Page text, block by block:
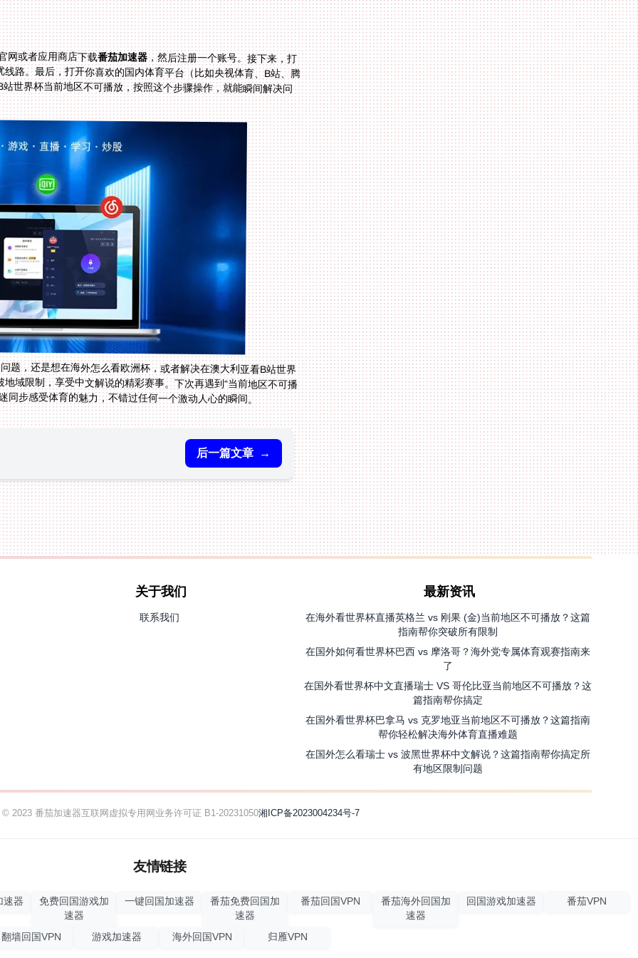
网或者应用商店下载番茄加速器，然后注册一个账号。接下来，打
开加速器，选择“回国加速”模式，系统会自动推荐最优线路。最后，打开你喜欢的国内体育平台（比如央视体育、B站、腾
讯体育），就能正常观看赛事了。比如在澳大利亚看B站世界杯当前地区不可播放，按照这个步骤操作，就能瞬间解决问
题，还是想在海外怎么看欧洲杯，或者解决在澳大利亚看B站世界
地域限制，享受中文解说的精彩赛事。下次再遇到“当前地区不可播
同步感受体育的魅力，不错过任何一个激动人心的瞬间。
后一篇文章 →
关于我们
联系我们
最新资讯
在海外看世界杯直播英格兰 vs 刚果 (金)当前地区不可播放？这篇
指南帮你突破所有限制
在国外如何看世界杯巴西 vs 摩洛哥？海外党专属体育观赛指南来
了
在国外看世界杯中文直播瑞士 VS 哥伦比亚当前地区不可播放？这
篇指南帮你搞定
在国外看世界杯巴拿马 vs 克罗地亚当前地区不可播放？这篇指南
帮你轻松解决海外体育直播难题
在国外怎么看瑞士 vs 波黑世界杯中文解说？这篇指南帮你搞定所
有地区限制问题
2023 番茄加速器互联网虚拟专用网业务许可证 B1-20231050湘ICP备2023004234号-7
友情链接
速器
免费回国游戏加
速器
一键回国加速器
番茄免费回国加
速器
番茄回国VPN
番茄海外回国加
速器
回国游戏加速器 番茄VPN
翻墙回国VPN 游戏加速器 海外回国VPN 归雁VPN